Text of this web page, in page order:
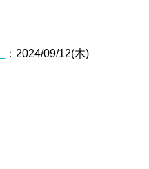
：2024/09/12(木)